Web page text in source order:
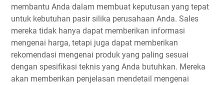
membantu Anda dalam membuat keputusan yang tepat
untuk kebutuhan pasir silika perusahaan Anda. Sales
mereka tidak hanya dapat memberikan informasi
mengenai harga, tetapi juga dapat memberikan
rekomendasi mengenai produk yang paling sesuai
dengan spesifikasi teknis yang Anda butuhkan. Mereka
akan memberikan penjelasan mendetail mengenai